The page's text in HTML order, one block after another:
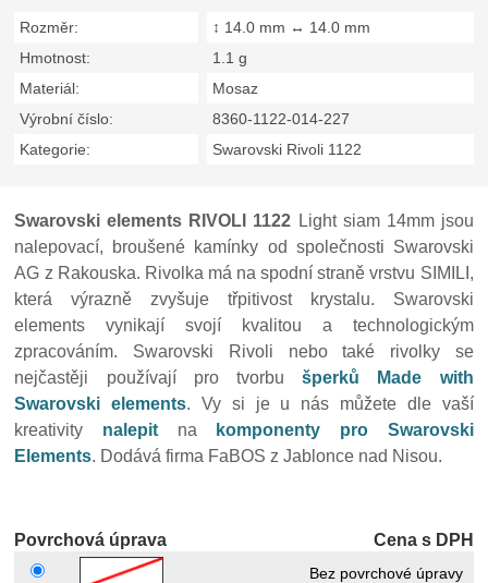
Rozměr:
↕ 14.0 mm ↔ 14.0 mm
Hmotnost:
1.1 g
Materiál:
Mosaz
Výrobní číslo:
8360-1122-014-227
Kategorie:
Swarovski Rivoli 1122
Swarovski elements RIVOLI 1122 Light siam 14mm jsou
nalepovací, broušené kamínky od společnosti Swarovski
AG z Rakouska. Rivolka má na spodní straně vrstvu SIMILI,
která výrazně zvyšuje třpitivost krystalu. Swarovski
elements vynikají svojí kvalitou a technologickým
zpracováním. Swarovski Rivoli nebo také rivolky se
nejčastěji používají pro tvorbušperků Made with
Swarovski elements. Vy si je u nás můžete dle vaší
kreativity nalepit na
komponenty pro Swarovski
Elements. Dodává firma FaBOS z Jablonce nad Nisou.
Povrchová úprava Cena s DPH
Bez povrchové úpravy